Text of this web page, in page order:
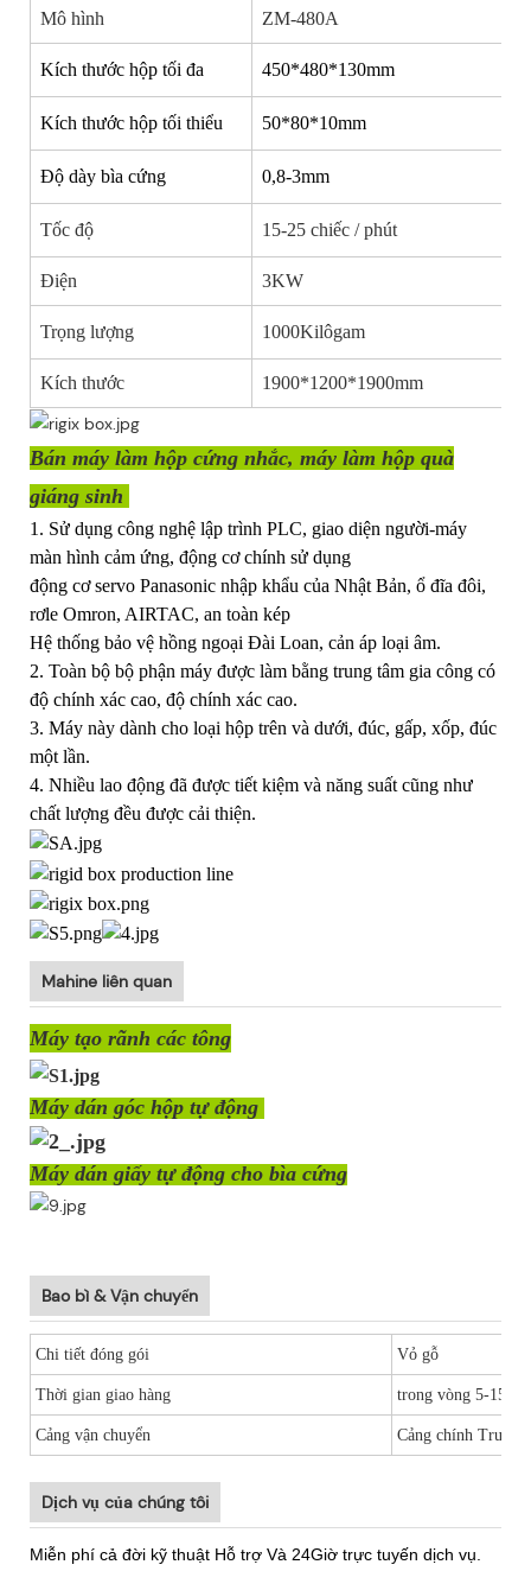
Mô hình ZM-480A
Kích thước hộp tối đa 450*480*130mm
Kích thước hộp tối thiểu 50*80*10mm
Độ dày bìa cứng 0,8-3mm
Tốc độ 15-25 chiếc / phút
Điện 3KW
Trọng lượng 1000Kilôgam
Kích thước 1900*1200*1900mm
Bán máy làm hộp cứng nhắc, máy làm hộp quà
giáng sinh
1. Sử dụng công nghệ lập trình PLC, giao diện người-máy
màn hình cảm ứng, động cơ chính sử dụng
động cơ servo Panasonic nhập khẩu của Nhật Bản, ổ đĩa đôi,
rơle Omron, AIRTAC, an toàn kép
Hệ thống bảo vệ hồng ngoại Đài Loan, cản áp loại âm.
2. Toàn bộ bộ phận máy được làm bằng trung tâm gia công có
độ chính xác cao, độ chính xác cao.
3. Máy này dành cho loại hộp trên và dưới, đúc, gấp, xốp, đúc
một lần.
4. Nhiều lao động đã được tiết kiệm và năng suất cũng như
chất lượng đều được cải thiện.
Mahine liên quan
Máy tạo rãnh các tông
Máy dán góc hộp tự động
Máy dán giấy tự động cho bìa cứng
Bao bì & Vận chuyển
Chi tiết đóng gói Vỏ gỗ
Thời gian giao hàng trong vòng 5-15
Cảng vận chuyển Cảng chính Trung
Dịch vụ của chúng tôi
Miễn phí cả đời kỹ thuật Hỗ trợ Và 24Giờ trực tuyến dịch vụ.